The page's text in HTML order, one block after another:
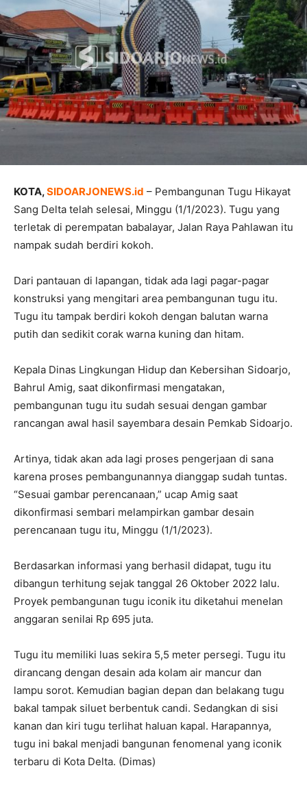
KOTA,SIDOARJONEWS.id – Pembangunan Tugu Hikayat
Sang Delta telah selesai, Minggu (1/1/2023). Tugu yang
terletak di perempatan babalayar, Jalan Raya Pahlawan itu
nampak sudah berdiri kokoh.
Dari pantauan di lapangan, tidak ada lagi pagar-pagar
konstruksi yang mengitari area pembangunan tugu itu.
Tugu itu tampak berdiri kokoh dengan balutan warna
putih dan sedikit corak warna kuning dan hitam.
Kepala Dinas Lingkungan Hidup dan Kebersihan Sidoarjo,
Bahrul Amig, saat dikonfirmasi mengatakan,
pembangunan tugu itu sudah sesuai dengan gambar
rancangan awal hasil sayembara desain Pemkab Sidoarjo.
Artinya, tidak akan ada lagi proses pengerjaan di sana
karena proses pembangunannya dianggap sudah tuntas.
“Sesuai gambar perencanaan,” ucap Amig saat
dikonfirmasi sembari melampirkan gambar desain
perencanaan tugu itu, Minggu (1/1/2023).
Berdasarkan informasi yang berhasil didapat, tugu itu
dibangun terhitung sejak tanggal 26 Oktober 2022 lalu.
Proyek pembangunan tugu iconik itu diketahui menelan
anggaran senilai Rp 695 juta.
Tugu itu memiliki luas sekira 5,5 meter persegi. Tugu itu
dirancang dengan desain ada kolam air mancur dan
lampu sorot. Kemudian bagian depan dan belakang tugu
bakal tampak siluet berbentuk candi. Sedangkan di sisi
kanan dan kiri tugu terlihat haluan kapal. Harapannya,
tugu ini bakal menjadi bangunan fenomenal yang iconik
terbaru di Kota Delta. (Dimas)